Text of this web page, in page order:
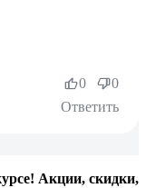
Ответить
0 0
Акции, скидки,